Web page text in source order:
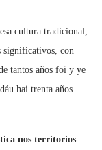
cultura tradicional,
significativos, con
tantos años foi y ye
hai trenta años
nos territorios